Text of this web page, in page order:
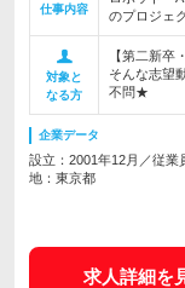
仕事内容
のプロジェ
対象と
なる方
【第二新卒
そんな志望
不問★
企業データ
設立：2001年12月／従業
地：東京都
求人詳細を